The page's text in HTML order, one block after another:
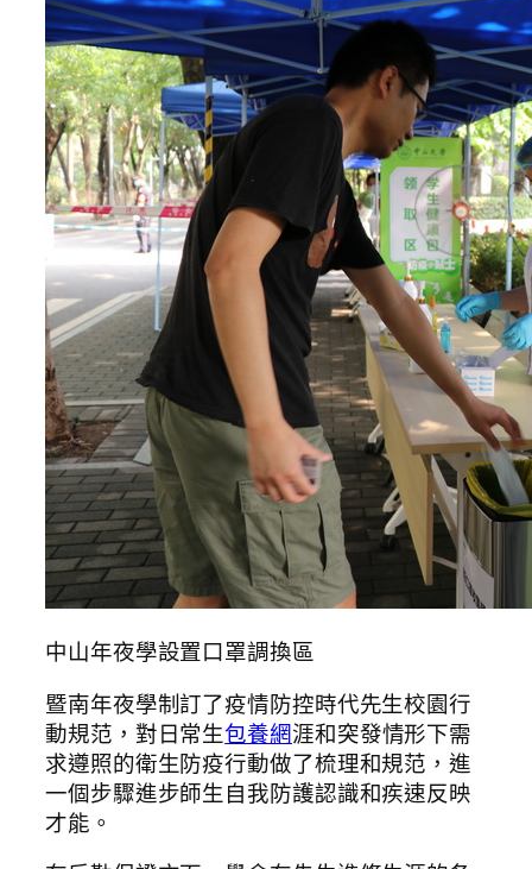
中山年夜學設置口罩調換區
暨南年夜學制訂了疫情防控時代先生校園行
動規范，對日常生包養網涯和突發情形下需
求遵照的衛生防疫行動做了梳理和規范，進
一個步驟進步師生自我防護認識和疾速反映
才能。